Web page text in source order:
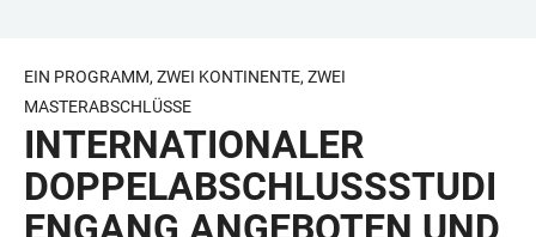
EIN PROGRAMM, ZWEI KONTINENTE, ZWEI
MASTERABSCHLÜSSE
INTERNATIONALER
DOPPELABSCHLUSSSTUDI